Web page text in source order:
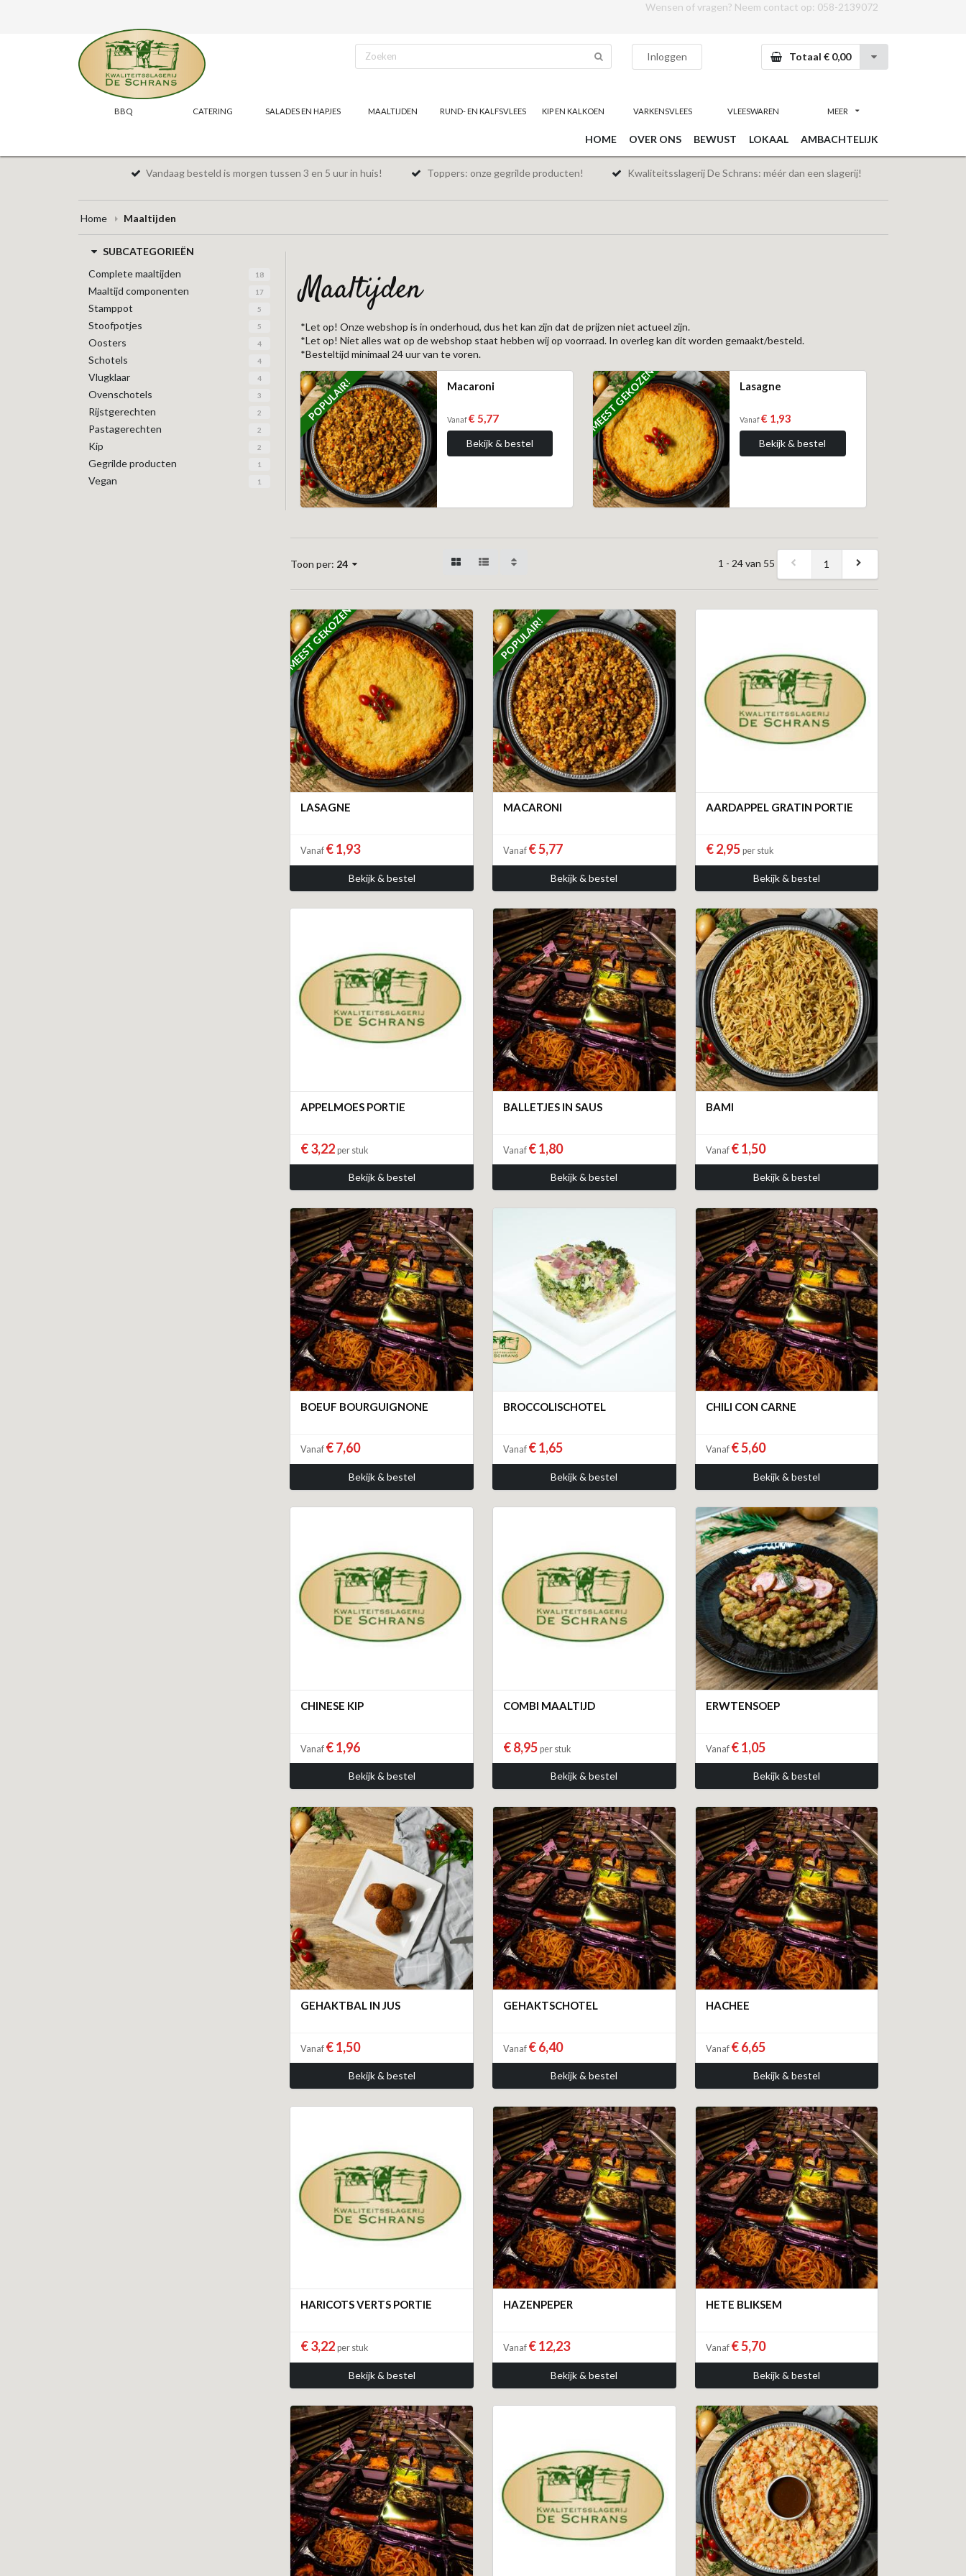
Wensen of vragen? Neem contact op: 058-2139072
Inloggen Totaal € 0,00
BBQ CATERING SALADES EN HAPJES MAALTIJDEN RUND- EN KALFSVLEES KIP EN KALKOEN VARKENSVLEES VLEESWAREN MEER
HOME OVER ONS BEWUST LOKAAL AMBACHTELIJK
Vandaag besteld is morgen tussen 3 en 5 uur in huis! Toppers: onze gegrilde producten! Kwaliteitsslagerij De Schrans: méér dan een slagerij!
Home Maaltijden
SUBCATEGORIEËN
Complete maaltijden
18
Maaltijd componenten 17
Stamppot 5
Stoofpotjes 5
Oosters 4
Schotels 4
Vlugklaar 4
Ovenschotels 3
Rijstgerechten 2
Pastagerechten 2
Kip 2
Gegrilde producten 1
Vegan 1
maaltijden
*Let op! Onze webshop is in onderhoud, dus het kan zijn dat de prijzen niet actueel zijn.
*Let op! Niet alles wat op de webshop staat hebben wij op voorraad. In overleg kan dit worden gemaakt/besteld.
*Besteltijd minimaal 24 uur van te voren.
POPULAIR! Macaroni
Vanaf€ 5,77
Bekijk & bestel
MEEST GEKOZEN Lasagne
Vanaf€ 1,93
Bekijk & bestel
Toon per: 24 1 - 24 van 55 1
MEEST GEKOZEN
LASAGNE
Vanaf € 1,93
Bekijk & bestel
POPULAIR!
MACARONI
Vanaf € 5,77
Bekijk & bestel
AARDAPPEL GRATIN PORTIE
€ 2,95 per stuk
Bekijk & bestel
APPELMOES PORTIE
€ 3,22per stuk
Bekijk & bestel
BALLETJES IN SAUS
Vanaf € 1,80
Bekijk & bestel
BAMI
Vanaf € 1,50
Bekijk & bestel
BOEUF BOURGUIGNONE
Vanaf € 7,60
Bekijk & bestel
BROCCOLISCHOTEL
Vanaf € 1,65
Bekijk & bestel
CHILI CON CARNE
Vanaf € 5,60
Bekijk & bestel
CHINESE KIP
Vanaf € 1,96
Bekijk & bestel
COMBI MAALTIJD
€ 8,95 per stuk
Bekijk & bestel
ERWTENSOEP
Vanaf € 1,05
Bekijk & bestel
GEHAKTBAL IN JUS
Vanaf € 1,50
Bekijk & bestel
GEHAKTSCHOTEL
Vanaf € 6,40
Bekijk & bestel
HACHEE
Vanaf € 6,65
Bekijk & bestel
HARICOTS VERTS PORTIE
€ 3,22per stuk
Bekijk & bestel
HAZENPEPER
Vanaf € 12,23
Bekijk & bestel
HETE BLIKSEM
Vanaf € 5,70
Bekijk & bestel